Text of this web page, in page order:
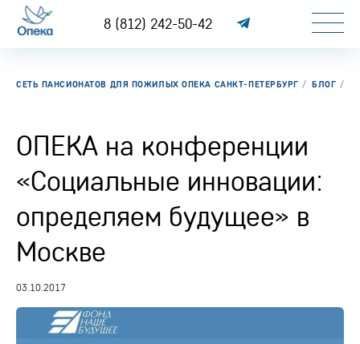
8 (812) 242-50-42
СЕТЬ ПАНСИОНАТОВ ДЛЯ ПОЖИЛЫХ ОПЕКА САНКТ-ПЕТЕРБУРГ БЛОГ
ОПЕКА на конференции
«Социальные инновации:
определяем будущее» в
Москве
03.10.2017